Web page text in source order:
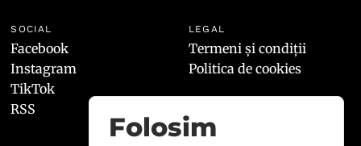
SOCIAL
Facebook
Instagram
TikTok
RSS
LEGAL
Termeni și condiții
Politica de cookies
Folosim